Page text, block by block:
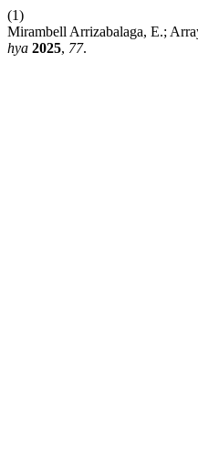
(1)
Mirambell Arrizabalaga, E.;
hya 2025, 77.